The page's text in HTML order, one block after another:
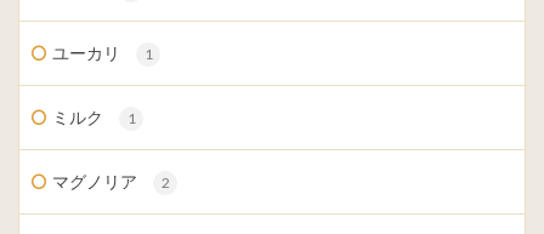
ユーカリ 1
ミルク 1
マグノリア 2